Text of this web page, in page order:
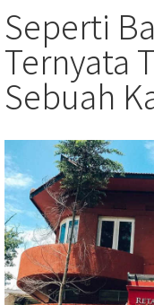
Seperti
Ternyata
Sebuah